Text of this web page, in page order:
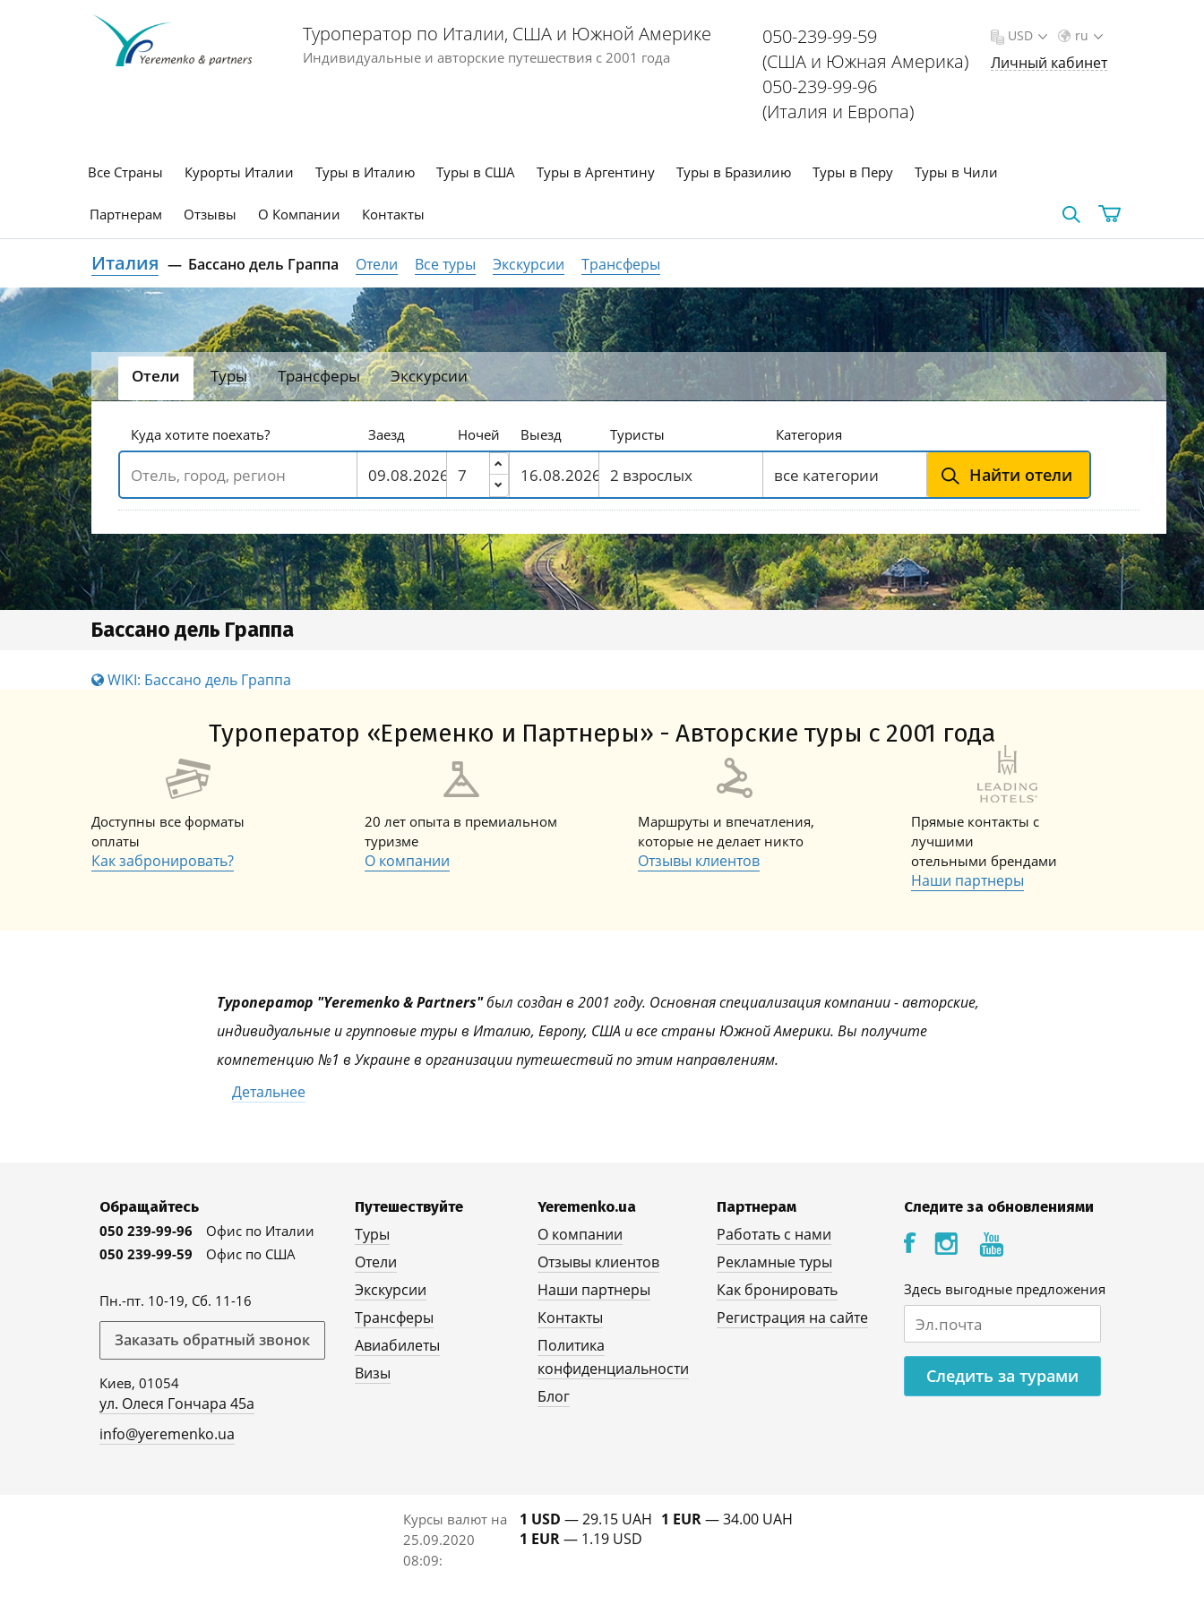
Туроператор по Италии, США и Южной Америке
Индивидуальные и авторские путешествия с 2001 года
050-239-99-59
(США и Южная Америка)
050-239-99-96
(Италия и Европа)
ru
USD
Личный кабинет
Все Страны Курорты Италии Туры в Италию Туры в США Туры в Аргентину Туры в Бразилию Туры в Перу Туры в Чили
Партнерам Отзывы О Компании Контакты
Италия Бассано дель Граппа Отели Все туры Экскурсии Трансферы
Отели Туры Трансферы Экскурсии
Куда хотите поехать? Заезд Ночей Выезд Туристы Категория
Найти отели
Бассано дель Граппа
WIKI: Бассано дель Граппа
Туроператор «Еременко и Партнеры» - Авторские туры с 2001 года
Доступны все форматы
оплаты
Как забронировать?
20 лет опыта в премиальном
туризме
О компании
Маршруты и впечатления,
которые не делает никто
Отзывы клиентов
Прямые контакты с
лучшими
отельными брендами
Наши партнеры
Туроператор "Yeremenko & Partners"был создан в 2001 году. Основная специализация компании - авторские,
индивидуальные и групповые туры в Италию, Европу, США и все страны Южной Америки. Вы получите
компетенцию №1 в Украине в организации путешествий по этим направлениям.
Детальнее
Обращайтесь
050 239-99-96
Офис по Италии
050 239-99-59
Офис по США
Пн.-пт. 10-19, Сб. 11-16
Заказать обратный звонок
Киев, 01054
ул. Олеся Гончара 45а
info@yeremenko.ua
Путешествуйте
Туры
Отели
Экскурсии
Трансферы
Авиабилеты
Визы
Yeremenko.ua
О компании
Отзывы клиентов
Наши партнеры
Контакты
Политика
конфиденциальности
Блог
Партнерам
Работать с нами
Рекламные туры
Как бронировать
Регистрация на сайте
Следите за обновлениями
Здесь выгодные предложения
Следить за турами
Курсы валют на
25.09.2020
08:09:
1 USD — 29.15 UAH
1 EUR— 1.19 USD
1 EUR— 34.00 UAH